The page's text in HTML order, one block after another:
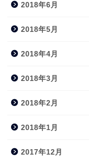
2018年6月
2018年5月
2018年4月
2018年3月
2018年2月
2018年1月
2017年12月